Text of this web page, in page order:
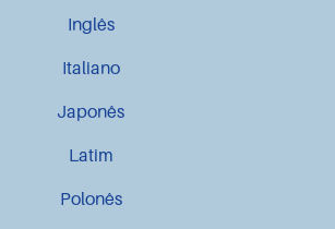
Inglês
Italiano
Japonês
Latim
Polonês